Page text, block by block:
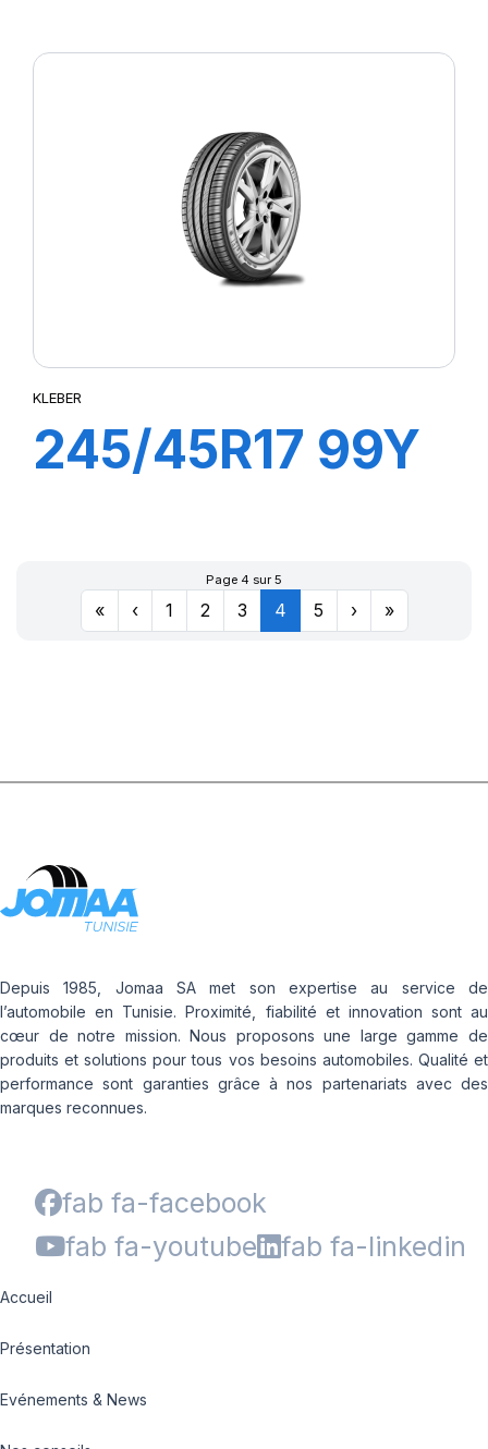
KLEBER
245/45R17 99Y
UHP
Page 4 sur 5
« ‹ 1 2 3 4 5 › »
Depuis 1985, Jomaa SA met son expertise au service de
l’automobile en Tunisie. Proximité, fiabilité et innovation sont au
cœur de notre mission. Nous proposons une large gamme de
produits et solutions pour tous vos besoins automobiles. Qualité et
performance sont garanties grâce à nos partenariats avec des
marques reconnues.
fab fa-facebook
fab fa-youtube
fab fa-linkedin
Accueil
Présentation
Evénements & News